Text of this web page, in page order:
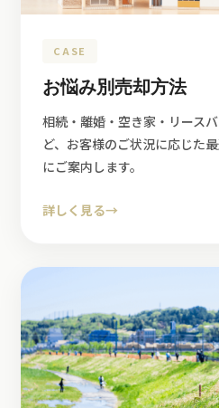
CASE
お悩み別売却方法
相続・離婚・空き家・リース
ど、お客様のご状況に応じた
にご案内します。
詳しく見る→